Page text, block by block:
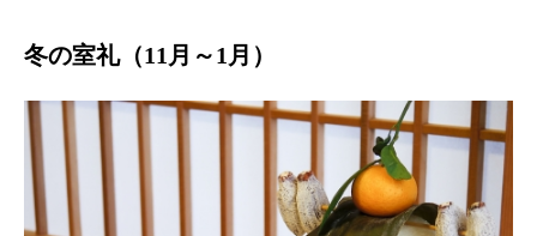
冬の室礼（11月～1月）